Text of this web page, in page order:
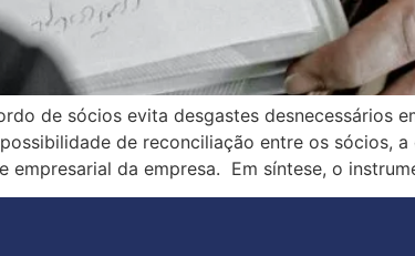
de sócios evita desgastes desnecessários
de reconciliação entre os sócios,
empresarial da empresa. Em síntese, o